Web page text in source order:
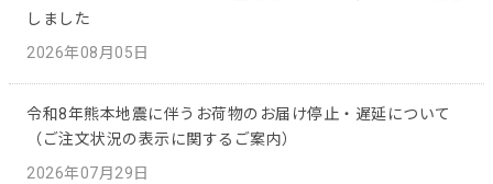
しました
2026年08月05日
令和8年熊本地震に伴うお荷物のお届け停止・遅延について
（ご注文状況の表示に関するご案内）
2026年07月29日